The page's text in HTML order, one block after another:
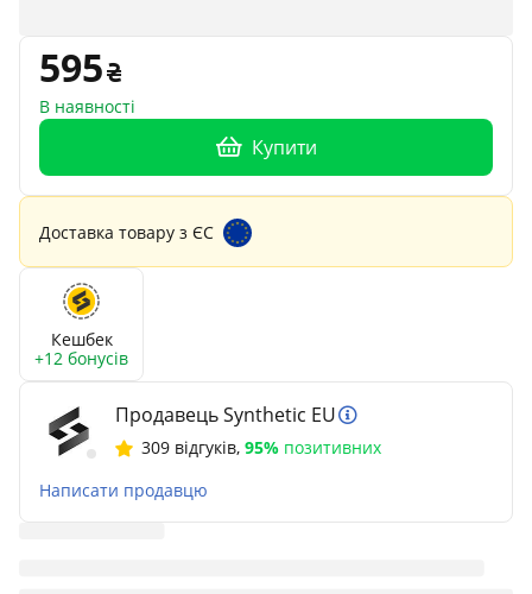
595
В наявності
Купити
Доставка товару з ЄС
Кешбек
+12 бонусів
Продавець Synthetic EU
309 відгуків, 95% позитивних
Написати продавцю